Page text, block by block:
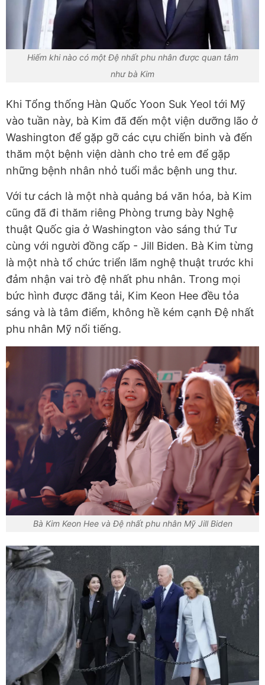
Hiếm khi nào có một Đệ nhất phu nhân được quan tâm
như bà Kim
Khi Tổng thống Hàn Quốc Yoon Suk Yeol tới Mỹ
vào tuần này, bà Kim đã đến một viện dưỡng lão ở
Washington để gặp gỡ các cựu chiến binh và đến
thăm một bệnh viện dành cho trẻ em để gặp
những bệnh nhân nhỏ tuổi mắc bệnh ung thư.
Với tư cách là một nhà quảng bá văn hóa, bà Kim
cũng đã đi thăm riêng Phòng trưng bày Nghệ
thuật Quốc gia ở Washington vào sáng thứ Tư
cùng với người đồng cấp - Jill Biden. Bà Kim từng
là một nhà tổ chức triển lãm nghệ thuật trước khi
đảm nhận vai trò đệ nhất phu nhân. Trong mọi
bức hình được đăng tải, Kim Keon Hee đều tỏa
sáng và là tâm điểm, không hề kém cạnh Đệ nhất
phu nhân Mỹ nổi tiếng.
Bà Kim Keon Hee và Đệ nhất phu nhân Mỹ Jill Biden